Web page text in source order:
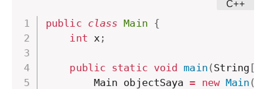
public class Main {
int x ;
public static void main ( String [
        Main objectSaya
= new Main (